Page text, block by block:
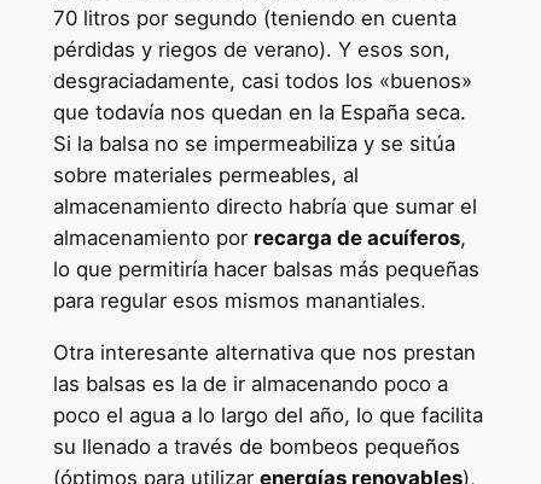
70 litros por segundo (teniendo en cuenta
pérdidas y riegos de verano). Y esos son,
desgraciadamente, casi todos los «buenos»
que todavía nos quedan en la España seca.
Si la balsa no se impermeabiliza y se sitúa
sobre materiales permeables, al
almacenamiento directo habría que sumar el
almacenamiento por recarga de acuíferos,
lo que permitiría hacer balsas más pequeñas
para regular esos mismos manantiales.
Otra interesante alternativa que nos prestan
las balsas es la de ir almacenando poco a
poco el agua a lo largo del año, lo que facilita
su llenado a través de bombeos pequeños
(óptimos para utilizar energías renovables),